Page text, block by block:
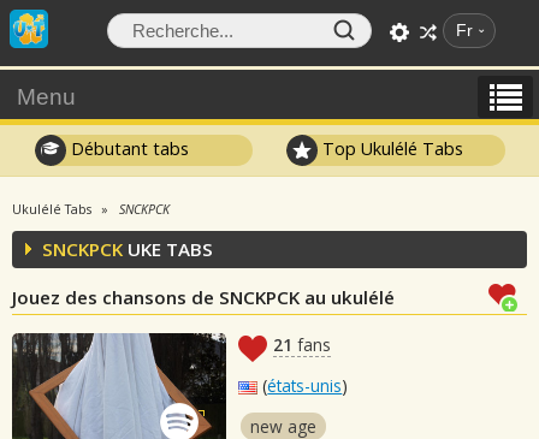
Fr
Menu
Débutant tabs Top Ukulélé Tabs
Ukulélé Tabs SNCKPCK
SNCKPCK UKE TABS
Jouez des chansons de SNCKPCK au ukulélé
21 fans
(états-unis)
new age